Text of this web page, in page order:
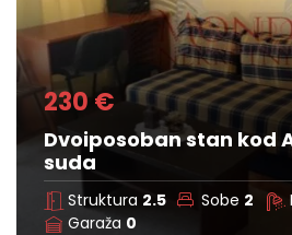
230 €
Dvoiposoban stan kod
suda
Struktura 2.5 Sobe 2
Garaža 0